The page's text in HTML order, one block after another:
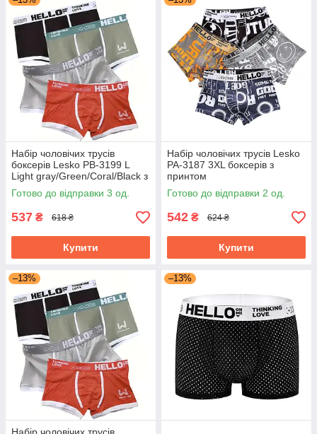
Набір чоловічих трусів
боксерів Lesko PB-3199 L
Light gray/Green/Coral/Black з
4 шт.
Готово до відправки 3 од.
537 ₴ 618 ₴
Купити
Набір чоловічих трусів Lesko
PA-3187 3XL боксерів з
принтом
Black/Orange/Gray/Sapphire
Blue bp 4 шт.
Готово до відправки 2 од.
542 ₴ 624 ₴
Купити
–13% –13%